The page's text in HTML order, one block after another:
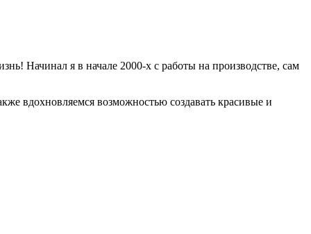
Начинал я в начале 2000-х с работы на производстве, сам
вдохновляемся возможностью создавать красивые и